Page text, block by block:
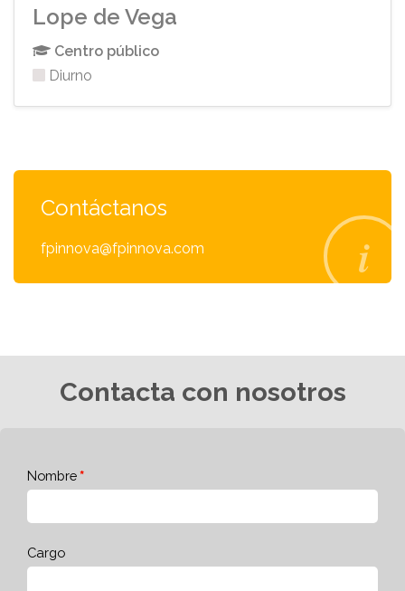
Lope de Vega
Centro público
Diurno
Contáctanos
fpinnova@fpinnova.com
Contacta con nosotros
Nombre
Cargo